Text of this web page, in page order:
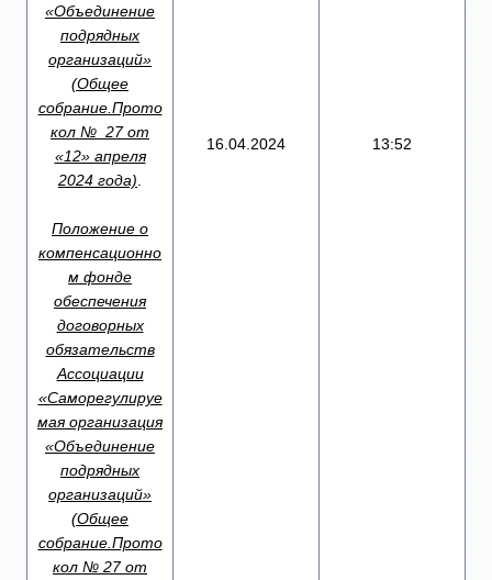
«Объединение
подрядных
организаций»
(Общее
собрание.Прото
кол № 27 от
«12» апреля
2024 года)
Положение о
компенсационно
м фонде
обеспечения
договорных
обязательств
Ассоциации
«Саморегулируе
мая организация
«Объединение
подрядных
организаций»
(Общее
собрание.Прото
кол № 27 от
16.04.2024 13:52